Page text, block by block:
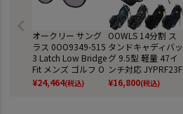
オークリー サング
ラス 0OO9349-515
3 Latch Low Bridge
Fit メンズ ゴルフ O
AKLEY 2026年モデ
ル 国内正規品
¥24,464(税込)
OOWLS 14分割 ス
タンドキャディバッ
グ 9.5型 軽量 47イ
ンチ対応 JYPRF23F
SB 【JYPER'Sオリ
ジナル商品】
¥16,800(税込)